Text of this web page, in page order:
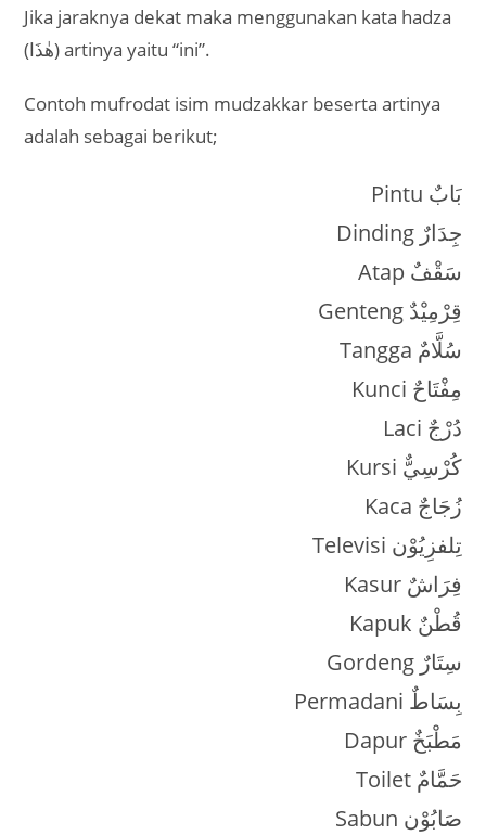
Jika jaraknya dekat maka menggunakan kata hadza
(هٰذَا) artinya yaitu “ini”.
Contoh mufrodat isim mudzakkar beserta artinya
adalah sebagai berikut;
Pintu بَابٌ
Dinding جِدَارٌ
Atap سَقْفٌ
Genteng قِرْمِيْدٌ
Tangga سُلَّامٌ
Kunci مِفْتَاحٌ
Laci دُرْجٌ
Kursi كُرْسِيٌّ
Kaca زُجَاجٌ
Televisi تِلفزِيُوْن
Kasur فِرَاشٌ
Kapuk قُطْنٌ
Gordeng سِتَارٌ
Permadani بِسَاطٌ
Dapur مَطْبَخٌ
Toilet حَمَّامٌ
Sabun صَابُوْن